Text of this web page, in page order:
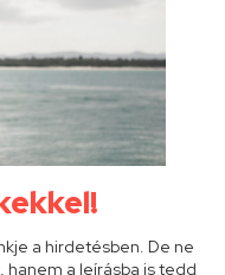
a hirdetésben. De ne
hanem a leírásba is tedd